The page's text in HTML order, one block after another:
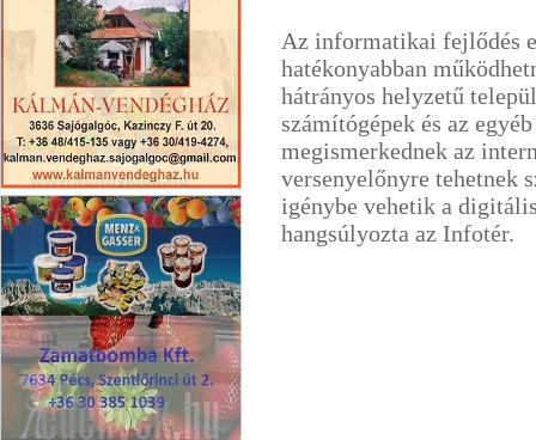
Kálmán Vendégház
Az informatikai fejlődés
hatékonyabban
hátrányos helyzetű
számítógépek és az
megismerkednek az
versenyelőnyre tehetnek
igénybe vehetik a
hangsúlyozta az Infotér.